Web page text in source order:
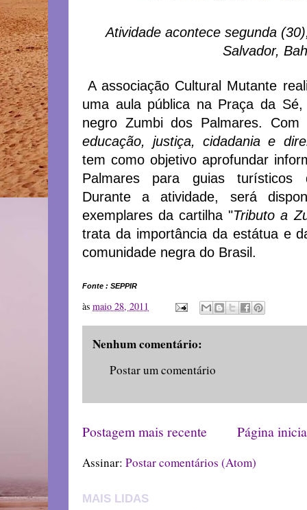
Atividade acontece segunda
Salvador,
A associação Cultural Mutante
uma aula pública na Praça da
negro Zumbi dos Palmares.
educação, justiça, cidadania e
tem como objetivo aprofundar
Palmares para guias turísticos
Durante a atividade, será
exemplares da cartilha "Tributo a
trata da importância da estátua e
comunidade negra do Brasil.
Fonte : SEPPIR
às maio 28, 2011
Nenhum comentário:
Postar um comentário
Postagem mais recente Página
Assinar: Postar comentários (Atom)
MAIS LIDAS